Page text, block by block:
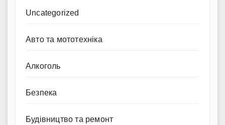
Uncategorized
Авто та мототехніка
Алкоголь
Безпека
Будівництво та ремонт